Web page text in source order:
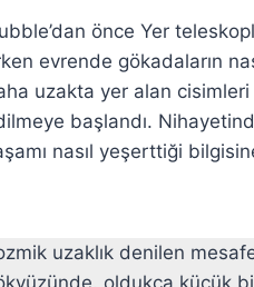
önce Yer
evrende gökadaların
uzakta yer alan
başlandı.
nasıl yeşerttiği
uzaklık denilen
oldukça küçük